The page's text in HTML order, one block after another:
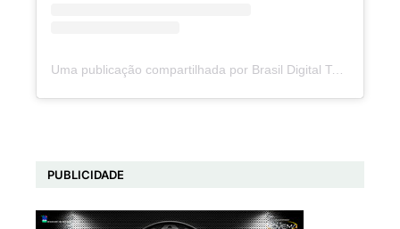
Uma publicação compartilhada por Brasil Digital Telecom (@brasildigitaltelecom)
PUBLICIDADE